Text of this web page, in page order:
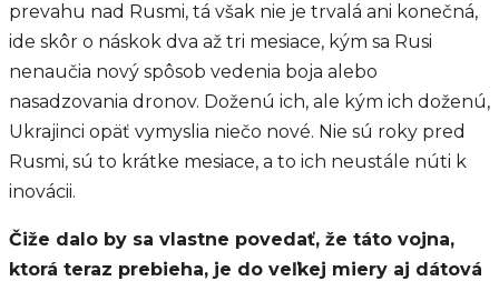
prevahu nad Rusmi, tá však nie je trvalá ani konečná,
ide skôr o náskok dva až tri mesiace, kým sa Rusi
nenaučia nový spôsob vedenia boja alebo
nasadzovania dronov. Doženú ich, ale kým ich doženú,
Ukrajinci opäť vymyslia niečo nové. Nie sú roky pred
Rusmi, sú to krátke mesiace, a to ich neustále núti k
inovácii.
Čiže dalo by sa vlastne povedať, že táto vojna,
ktorá teraz prebieha, je do veľkej miery aj dátová